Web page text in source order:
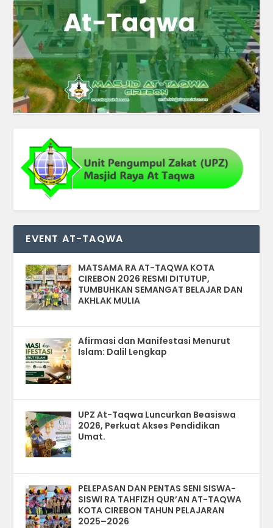
EVENT AT-TAQWA
MATSAMA RA AT-TAQWA KOTA
CIREBON 2026 RESMI DITUTUP,
TUMBUHKAN SEMANGAT BELAJAR DAN
AKHLAK MULIA
Afirmasi dan Manifestasi Menurut
Islam: Dalil Lengkap
UPZ At-Taqwa Luncurkan Beasiswa
2026, Perkuat Akses Pendidikan
Umat.
PELEPASAN DAN PENTAS SENI SISWA-
SISWI RA TAHFIZH QUR’AN AT-TAQWA
KOTA CIREBON TAHUN PELAJARAN
2025–2026